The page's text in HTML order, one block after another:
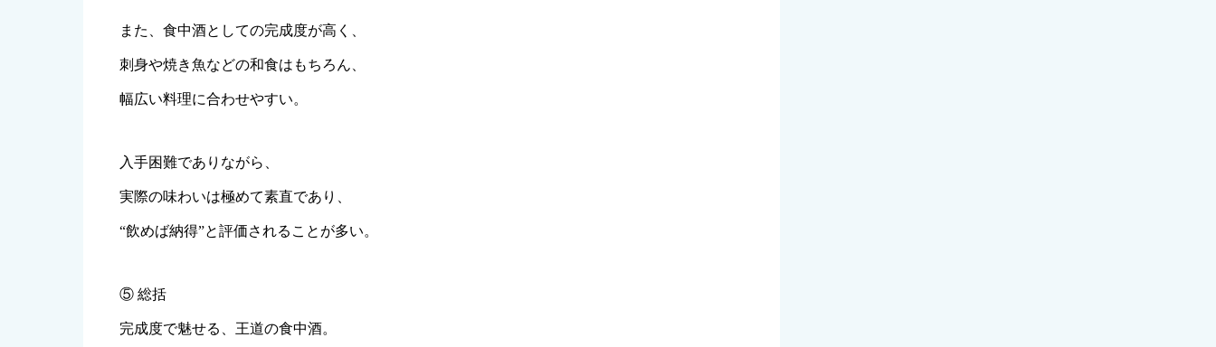
また、食中酒としての完成度が高く、
刺身や焼き魚などの和食はもちろん、
幅広い料理に合わせやすい。
入手困難でありながら、
実際の味わいは極めて素直であり、
“飲めば納得”と評価されることが多い。
⑤ 総括
完成度で魅せる、王道の食中酒。